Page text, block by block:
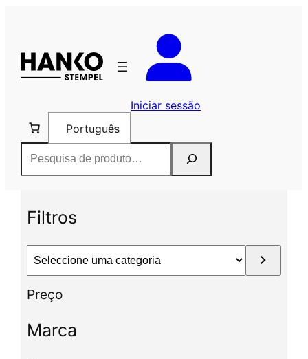
conteúdo
Iniciar sessão
Português
Filtros
e
c
Preço
Marca